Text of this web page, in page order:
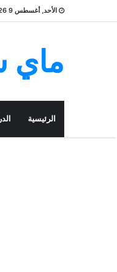
الأحد, أغسطس 9 2026
ماي
الرئيسية